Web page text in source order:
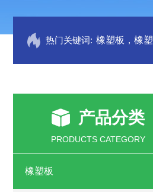
热门关键词:
产品分类
PRODUCTS CATEGORY
橡塑板